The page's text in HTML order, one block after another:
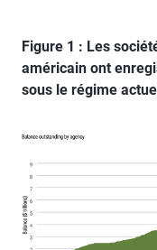
Figure 1 : Les
américain ont
sous le régime